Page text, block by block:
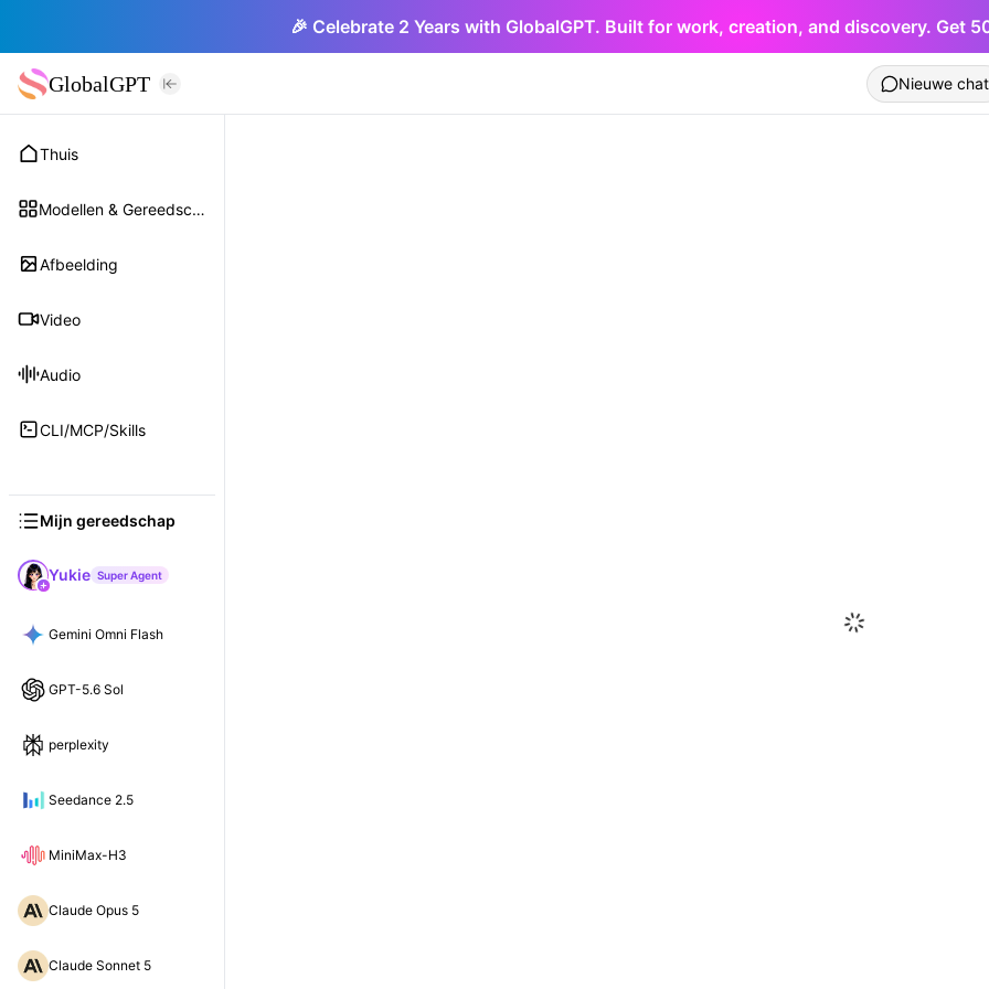
🎉 Celebrate 2 Years with GlobalGPT. Built for work, creation, and discovery. Get
GlobalGPT
Thuis
Modellen & Gereedschap
Afbeelding
Video
Audio
CLI/MCP/Skills
Mijn gereedschap
Yukie Super Agent
Gemini Omni Flash
GPT-5.6 Sol
perplexity
Seedance 2.5
MiniMax-H3
Claude Opus 5
Claude Sonnet 5
Nieuwe chat